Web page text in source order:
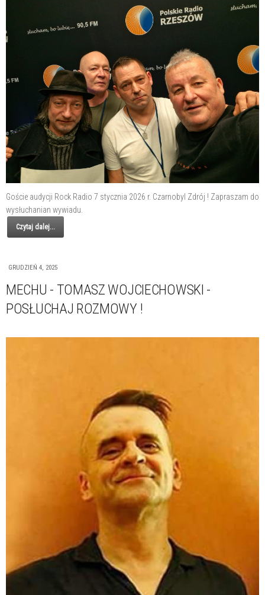
Goście audycji Rock Radio 7 stycznia 2026 r. Czarnobyl Zdrój ! Zapraszam do
wysłuchanian wywiadu.
Czytaj dalej...
GRUDZIEŃ 4, 2025
MECHU - TOMASZ WOJCIECHOWSKI -
POSŁUCHAJ ROZMOWY !